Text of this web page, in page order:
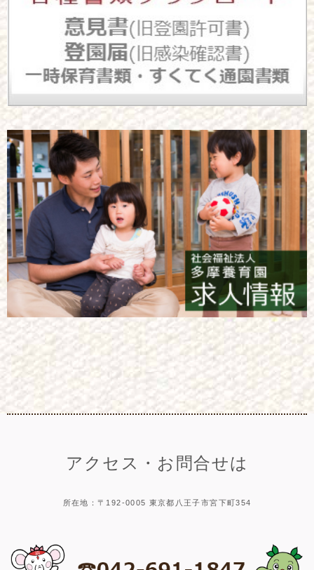
アクセス・お問合せは
所在地：〒192-0005 東京都八王子市宮下町354